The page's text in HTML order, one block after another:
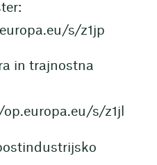
s/z1jp
in trajnostna
s/z1jl